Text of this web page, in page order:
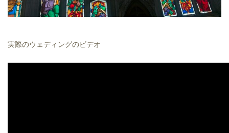
実際のウェディングのビデオ